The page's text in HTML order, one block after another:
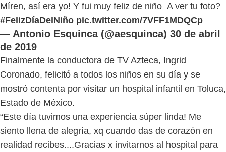
Míren, así era yo! Y fui muy feliz de niño A ver tu foto?
#FelizDíaDelNiño pic.twitter.com/7VFF1MDQCp
— Antonio Esquinca (@aesquinca) 30 de abril
de 2019
Finalmente la conductora de TV Azteca, Ingrid
Coronado, felicitó a todos los niños en su día y se
mostró contenta por visitar un hospital infantil en Toluca,
Estado de México.
“Este día tuvimos una experiencia súper linda! Me
siento llena de alegría, xq cuando das de corazón en
realidad recibes....Gracias x invitarnos al hospital para